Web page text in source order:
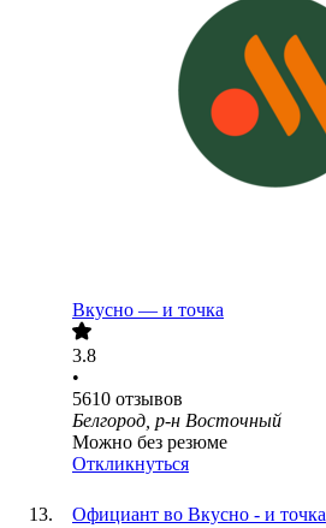
Вкусно — и точка
3.8
•
5610 отзывов
Белгород, р-н Восточный
Можно без резюме
Откликнуться
Официант во Вкусно - и точка